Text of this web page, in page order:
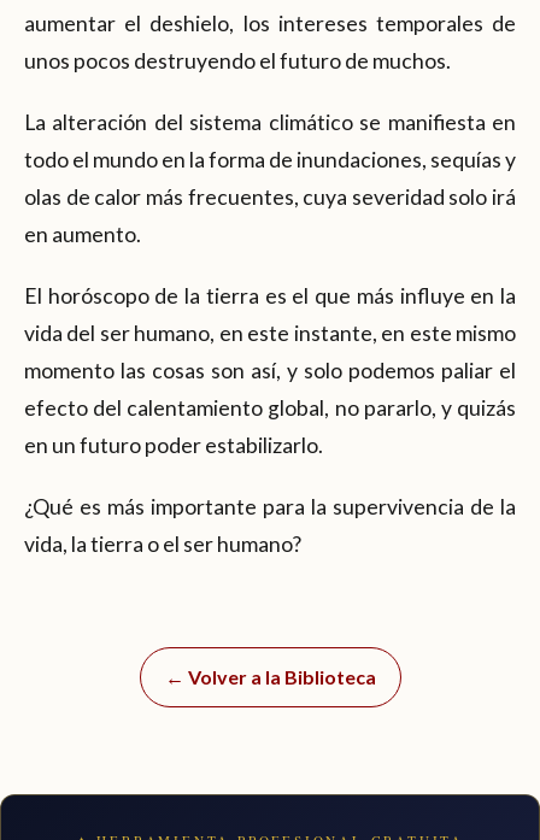
aumentar el deshielo, los intereses temporales de
unos pocos destruyendo el futuro de muchos.
La alteración del sistema climático se manifiesta en
todo el mundo en la forma de inundaciones, sequías y
olas de calor más frecuentes, cuya severidad solo irá
en aumento.
El horóscopo de la tierra es el que más influye en la
vida del ser humano, en este instante, en este mismo
momento las cosas son así, y solo podemos paliar el
efecto del calentamiento global, no pararlo, y quizás
en un futuro poder estabilizarlo.
¿Qué es más importante para la supervivencia de la
vida, la tierra o el ser humano?
← Volver a la Biblioteca